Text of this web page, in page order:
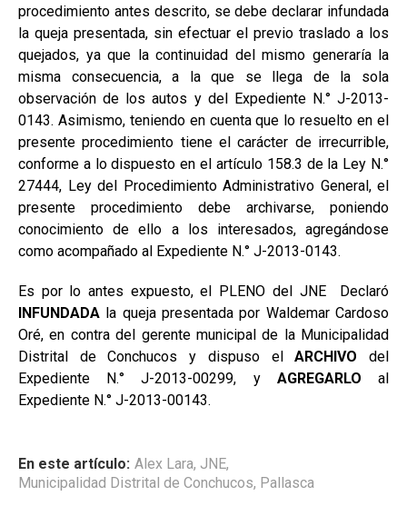
procedimiento antes descrito, se debe declarar infundada
la queja presentada, sin efectuar el previo traslado a los
quejados, ya que la continuidad del mismo generaría la
misma consecuencia, a la que se llega de la sola
observación de los autos y del Expediente N.° J-2013-
0143. Asimismo, teniendo en cuenta que lo resuelto en el
presente procedimiento tiene el carácter de irrecurrible,
conforme a lo dispuesto en el artículo 158.3 de la Ley N.°
27444, Ley del Procedimiento Administrativo General, el
presente procedimiento debe archivarse, poniendo
conocimiento de ello a los interesados, agregándose
como acompañado al Expediente N.° J-2013-0143.
Es por lo antes expuesto, el PLENO del JNE Declaró
INFUNDADA la queja presentada por Waldemar Cardoso
Oré, en contra del gerente municipal de la Municipalidad
Distrital de Conchucos y dispuso
elARCHIVOdel
Expediente N.° J-2013-00299, y AGREGARLO al
Expediente N.° J-2013-00143.
En este artículo: Alex Lara, JNE,
Municipalidad Distrital de Conchucos, Pallasca